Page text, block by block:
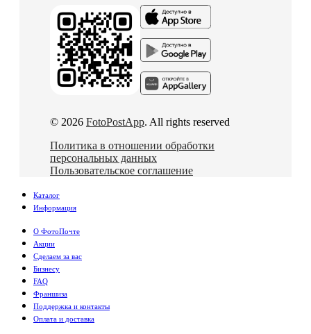
© 2026 FotoPostApp. All rights reserved
Политика в отношении обработки
персональных данных
Пользовательское соглашение
Каталог
Информация
О ФотоПочте
Акции
Сделаем за вас
Бизнесу
FAQ
Франшиза
Поддержка и контакты
Оплата и доставка